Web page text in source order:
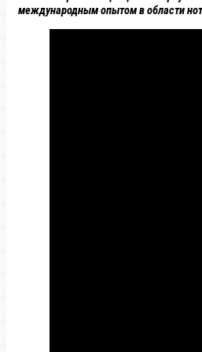
международным опытом в области